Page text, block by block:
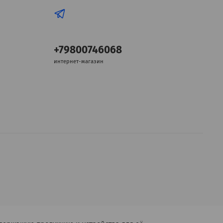
+79800746068
интернет-магазин